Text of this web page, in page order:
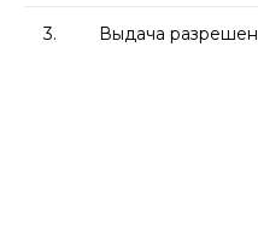
3. Выдача